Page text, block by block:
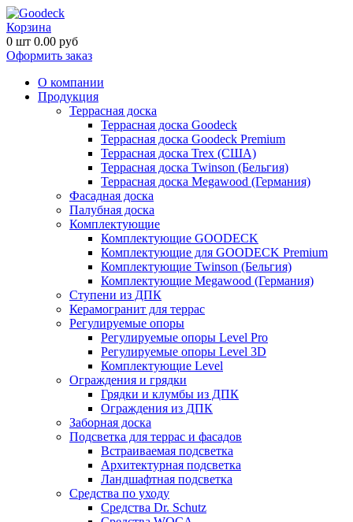
Корзина
0 шт 0.00 руб
Оформить заказ
О компании
Продукция
Террасная доска
Террасная доска Goodeck
Террасная доска Goodeck Premium
Террасная доска Trex (США)
Террасная доска Twinson (Бельгия)
Террасная доска Megawood (Германия)
Фасадная доска
Палубная доска
Комплектующие
Комплектующие GOODECK
Комплектующие для GOODECK Premium
Комплектующие Twinson (Бельгия)
Комплектующие Megawood (Германия)
Ступени из ДПК
Керамогранит для террас
Регулируемые опоры
Регулируемые опоры Level Pro
Регулируемые опоры Level 3D
Комплектующие Level
Ограждения и грядки
Грядки и клумбы из ДПК
Ограждения из ДПК
Заборная доска
Подсветка для террас и фасадов
Встраиваемая подсветка
Архитектурная подсветка
Ландшафтная подсветка
Средства по уходу
Средства Dr. Schutz